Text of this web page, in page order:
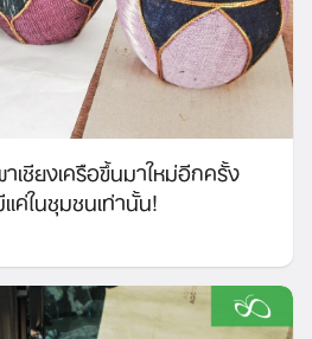
ชียงเครือขึ้นมาใหม่อีกครั้ง
ค่ในชุมชนเท่านั้น!